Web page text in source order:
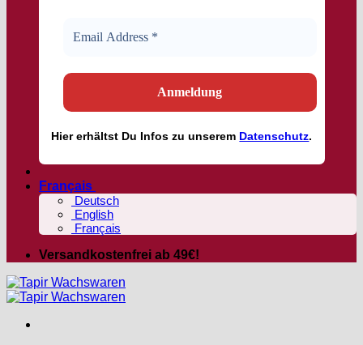
Hiererhältst Du Infos zu unserem Datenschutz.
Français
Deutsch
English
Français
Versandkostenfrei ab 49€!